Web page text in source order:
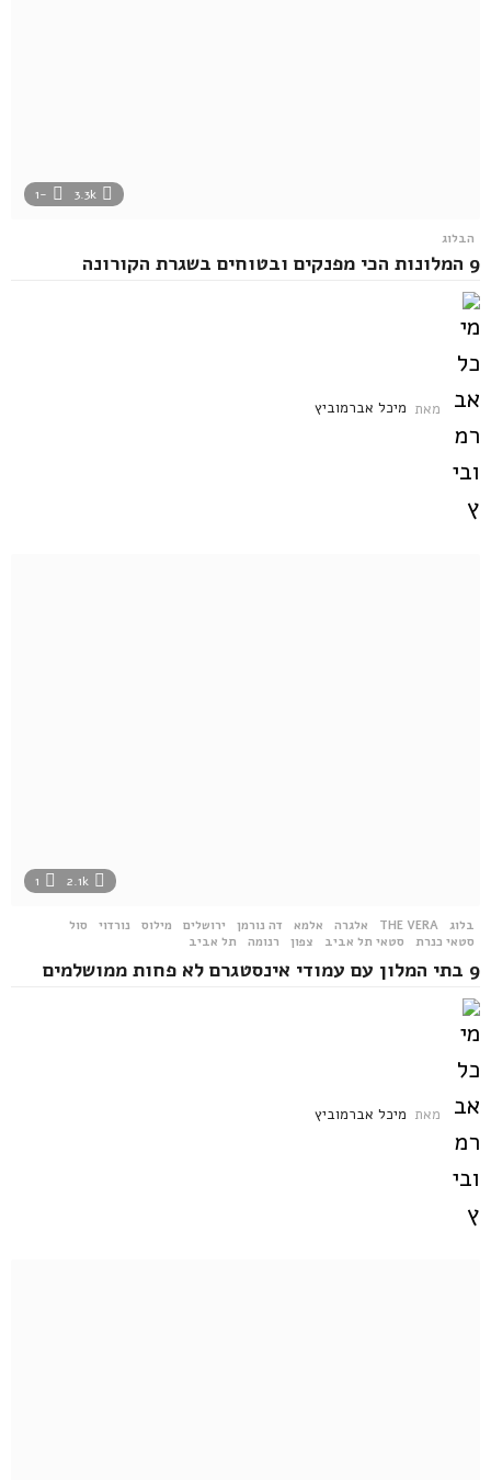
3.3k
-1
הבלוג
9 המלונות הכי מפנקים ובטוחים בשגרת הקורונה
מאת מיכל אברמוביץ
2.1k
1
בלוג THE VERA
,
אלגרה ,
אלמא ,
דה נורמן ,
ירושלים ,
מילוס ,
נורדוי ,
סול
סטאי כנרת
,
סטאי תל אביב ,
צפון ,
רנומה ,
תל אביב
9 בתי המלון עם עמודי אינסטגרם לא פחות ממושלמים
מאת מיכל אברמוביץ